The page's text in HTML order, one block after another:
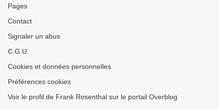
Pages
Contact
Signaler un abus
C.G.U.
Cookies et données personnelles
Préférences cookies
Voir le profil de Frank Rosenthal sur le portail Overblog